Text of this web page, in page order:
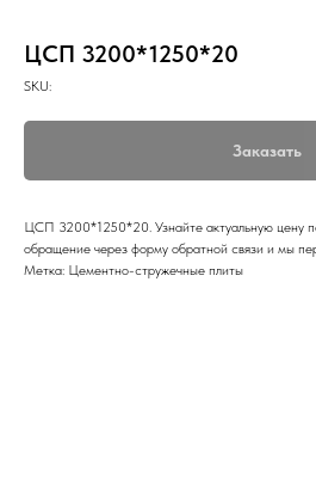
ЦСП 3200*1250*20
SKU:
Заказать
ЦСП 3200*1250*20. Узнайте актуальную цену
обращение через форму обратной связи и мы
Метка: Цементно-стружечные плиты